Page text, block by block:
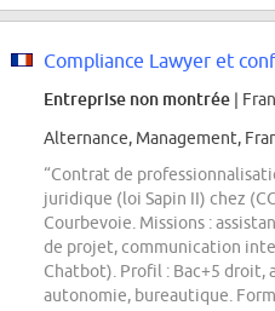
Compliance Lawyer et
Entreprise non montrée |
Alternance, Management,
“Contrat de
juridique (loi Sapin II) chez
Courbevoie. Missions :
de projet, communication
Chatbot). Profil : Bac+5 droit,
autonomie, bureautique.